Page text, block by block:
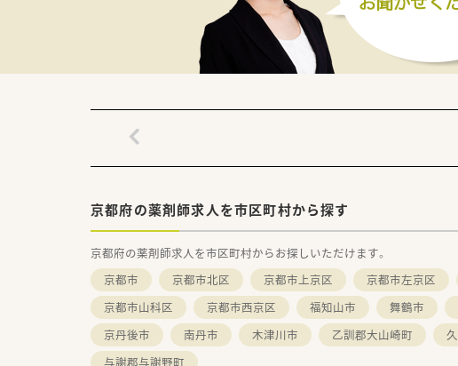
【法人特徴について】
■京都市内においてグループ店舗を含め
■全店舗に電子薬歴が導入されているだ
■過去に代表の人脈を活かしたご紹介に
京都府の薬剤師求人を市区町村から探す
京都府の薬剤師求人を市区町村からお探しいただけます。
京都市
京都市北区 京都市上京区 京都市左京区
京都市山科区
京都市西京区 福知山市 舞鶴市
京丹後市
南丹市 木津川市 乙訓郡大山崎町
与謝郡与謝野町